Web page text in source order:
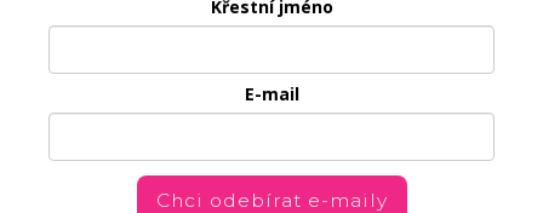
Křestní jméno
E-mail
Chci odebírat e-maily